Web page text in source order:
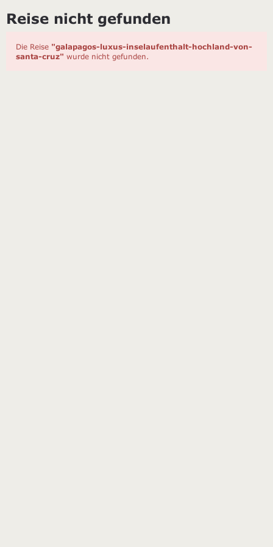
Reise nicht gefunden
Die Reise "galapagos-luxus-inselaufenthalt-hochland-von-
santa-cruz" wurde nicht gefunden.